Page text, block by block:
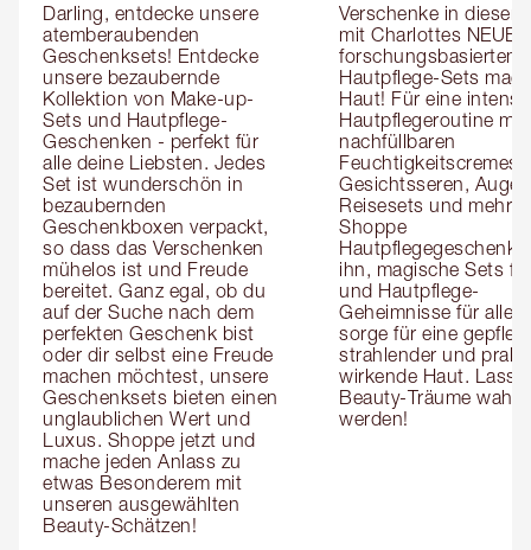
Darling, entdecke unsere
atemberaubenden
Geschenksets! Entdecke
unsere bezaubernde
Kollektion von Make-up-
Sets und Hautpflege-
Geschenken - perfekt für
alle deine Liebsten. Jedes
Set ist wunderschön in
bezaubernden
Geschenkboxen verpackt,
so dass das Verschenken
mühelos ist und Freude
bereitet. Ganz egal, ob du
auf der Suche nach dem
perfekten Geschenk bist
oder dir selbst eine Freude
machen möchtest, unsere
Geschenksets bieten einen
unglaublichen Wert und
Luxus. Shoppe jetzt und
mache jeden Anlass zu
etwas Besonderem mit
unseren ausgewählten
Beauty-Schätzen!
Verschenke in dieser
mit Charlottes NEUEN
forschungsbasierten
Hautpflege-Sets
Haut! Für eine
Hautpflegeroutine mit
nachfüllbaren
Feuchtigkeitscremes,
Gesichtsseren,
Reisesets und mehr!
Shoppe
ihn, magische Sets
und Hautpflege-
Geheimnisse für alle,
sorge für eine
strahlender und
wirkende Haut. Lass
Beauty-Träume wahr
werden!